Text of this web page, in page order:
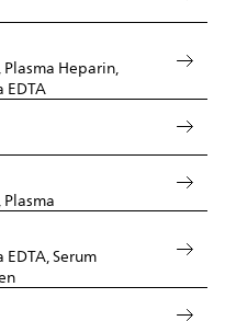
Plasma Heparin,
EDTA
Plasma
EDTA, Serum